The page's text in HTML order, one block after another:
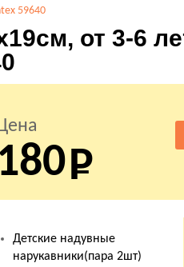
59640
от 3-6
180
Детские надувные
нарукавники(пара 2шт)